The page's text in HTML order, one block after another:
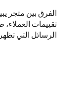
الفرق بين متجر
تقييمات
الرسائل التي